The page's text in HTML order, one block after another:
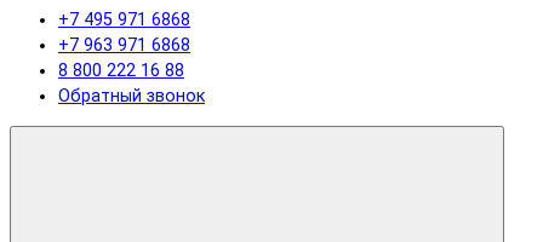
+7 495 971 6868
+7 963 971 6868
8 800 222 16 88
Обратный звонок